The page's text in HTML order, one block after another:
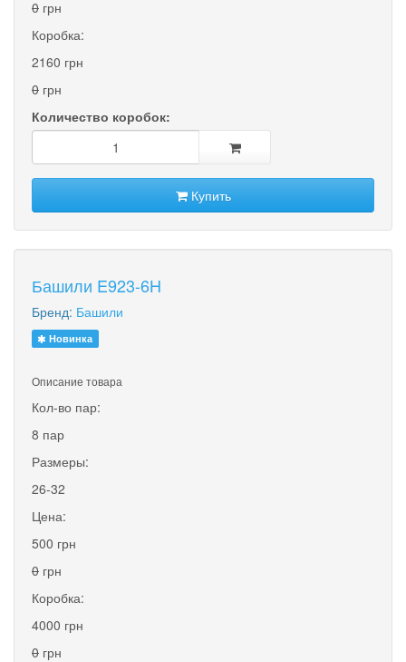
0 грн
Коробка:
2160 грн
0 грн
Количество коробок:
Купить
Башили E923-6H
Бренд: Башили
Новинка
Описание товара
Кол-во пар:
8 пар
Размеры:
26-32
Цена:
500 грн
0 грн
Коробка:
4000 грн
0 грн